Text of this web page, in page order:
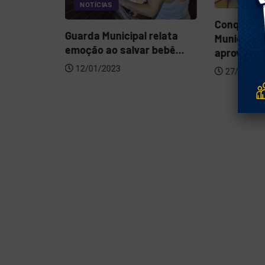
NOTÍCIAS
Guarda Municipal relata
emoção ao salvar bebê...
12/01/2023
aprovada!
27/10/